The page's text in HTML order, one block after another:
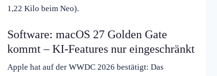
1,22 Kilo beim Neo).
Software: macOS 27 Golden Gate
kommt – KI-Features nur eingeschränkt
Apple hat auf der WWDC 2026 bestätigt: Das